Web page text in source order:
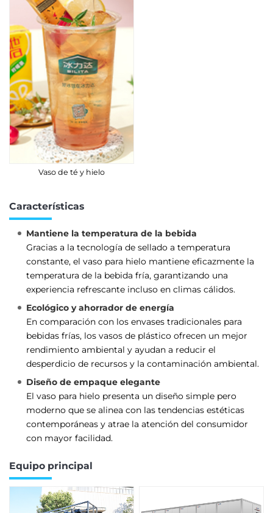
Vaso de té y hielo
Características
Mantiene la temperatura de la bebida
Gracias a la tecnología de sellado a temperatura
constante, el vaso para hielo mantiene eficazmente la
temperatura de la bebida fría, garantizando una
experiencia refrescante incluso en climas cálidos.
Ecológico y ahorrador de energía
En comparación con los envases tradicionales para
bebidas frías, los vasos de plástico ofrecen un mejor
rendimiento ambiental y ayudan a reducir el
desperdicio de recursos y la contaminación ambiental.
Diseño de empaque elegante
El vaso para hielo presenta un diseño simple pero
moderno que se alinea con las tendencias estéticas
contemporáneas y atrae la atención del consumidor
con mayor facilidad.
Equipo principal